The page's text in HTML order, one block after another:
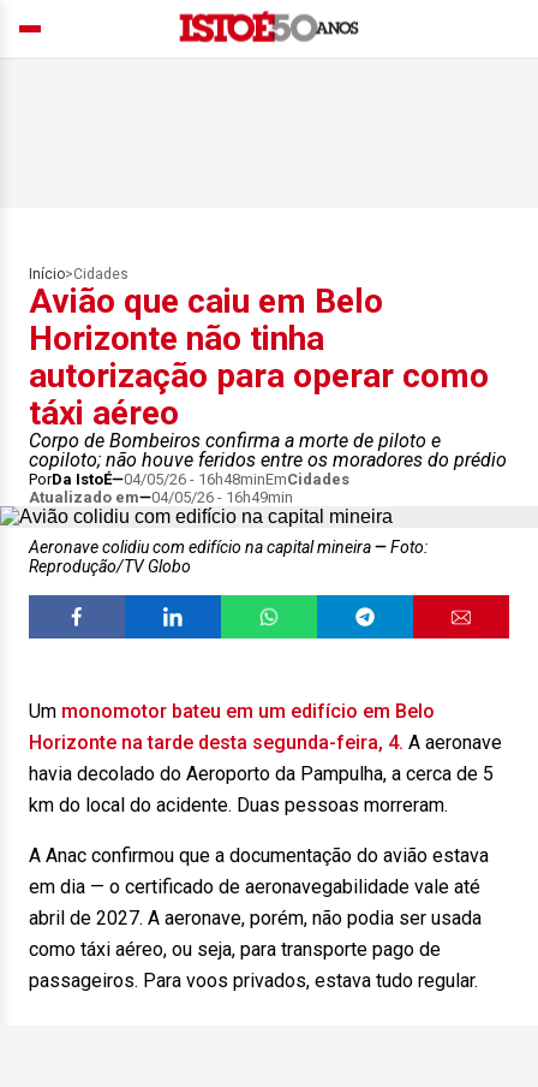
Início>Cidades
Avião que caiu em Belo
Horizonte não tinha
autorização para operar como
táxi aéreo
Corpo de Bombeiros confirma a morte de piloto e
copiloto; não houve feridos entre os moradores do prédio
PorDa IstoÉ 04/05/26 - 16h48minEmCidades
Atualizado em
04/05/26 - 16h49min
Aeronave colidiu com edifício na capital mineira
Foto:
Reprodução/TV Globo
Um monomotor bateu em um edifício em Belo
Horizonte na tarde desta segunda-feira, 4. A aeronave
havia decolado do Aeroporto da Pampulha, a cerca de 5
km do local do acidente. Duas pessoas morreram.
A Anac confirmou que a documentação do avião estava
em dia — o certificado de aeronavegabilidade vale até
abril de 2027. A aeronave, porém, não podia ser usada
como táxi aéreo, ou seja, para transporte pago de
passageiros. Para voos privados, estava tudo regular.